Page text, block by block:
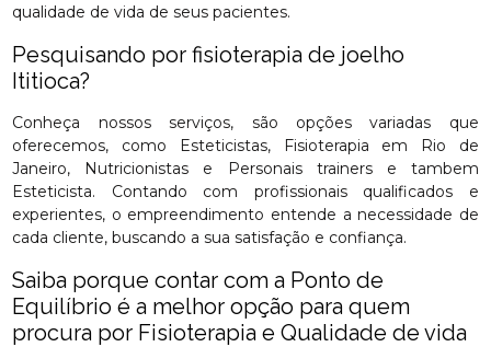
qualidade de vida de seus pacientes.
Pesquisando por fisioterapia de joelho
Ititioca?
Conheça nossos serviços, são opções variadas que
oferecemos, como Esteticistas, Fisioterapia em Rio de
Janeiro, Nutricionistas e Personais trainers e tambem
Esteticista. Contando com profissionais qualificados e
experientes, o empreendimento entende a necessidade de
cada cliente, buscando a sua satisfação e confiança.
Saiba porque contar com a Ponto de
Equilíbrio é a melhor opção para quem
procura por Fisioterapia e Qualidade de vida